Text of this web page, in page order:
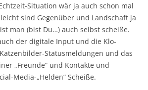
Situation wär ja auch schon mal
sind Gegenüber und Landschaft ja
man (bist Du…) auch selbst scheiße.
der digitale Input und die Klo-
Statusmeldungen und das
„Freunde“ und Kontakte und
Media-„Helden“ Scheiße.